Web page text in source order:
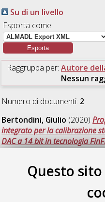
Questo
Su di un livello
Esporta come
Raggruppa per: Autore
Nessun
Numero di documenti: 2.
Bertondini, Giulio (2020)
integrato per la calibrazione
DAC a 14 bit in tecnologia
Università di Bologna, Corso
Camurani, Andrea
misura di Timing Mismatch